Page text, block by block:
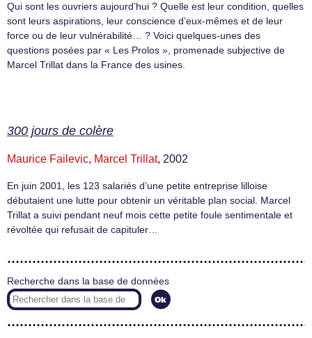
Qui sont les ouvriers aujourd’hui ? Quelle est leur condition, quelles
sont leurs aspirations, leur conscience d’eux-mêmes et de leur
force ou de leur vulnérabilité… ? Voici quelques-unes des
questions posées par « Les Prolos », promenade subjective de
Marcel Trillat dans la France des usines.
300 jours de colère
Maurice Failevic, Marcel Trillat, 2002
En juin 2001, les 123 salariés d’une petite entreprise lilloise
débutaient une lutte pour obtenir un véritable plan social. Marcel
Trillat a suivi pendant neuf mois cette petite foule sentimentale et
révoltée qui refusait de capituler…
Recherche dans la base de données